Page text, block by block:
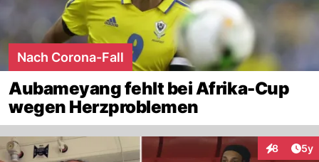
Nach Corona-Fall
Aubameyang fehlt bei Afrika-Cup
wegen Herzproblemen
8 5y